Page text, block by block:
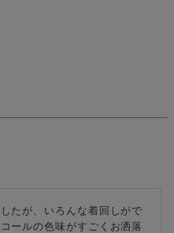
たが、いろんな着回しがで
ールの色味がすごくお洒落